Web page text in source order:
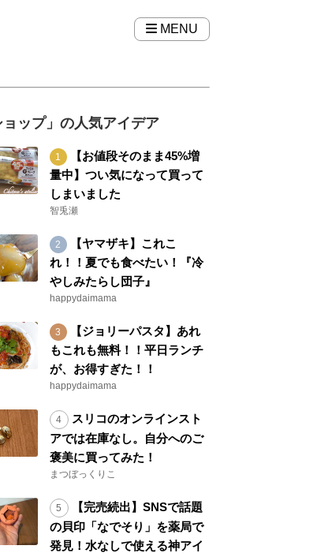
MENU
ョップ」の人気アイデア
【お値段そのまま45%増
量中】つい気になって買って
しまいました
智兎瀬
【ヤマザキ】これこ
れ！！夏でも食べたい！『冷
やしみたらし団子』
happydaimama
【ジョリーパスタ】あれ
もこれも無料！！平日ランチ
が、お得すぎた！！
happydaimama
スリコのオンラインスト
アでは在庫なし。自分へのご
褒美に買ってみた！
まつぼっくりこ
【完売続出】SNSで話題
の貝印「なでそり」を薬局で
発見！水なしで使える神アイ